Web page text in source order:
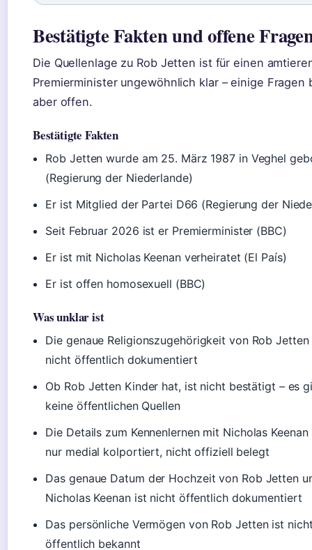
Bestätigte Fakten und offene
Die Quellenlage zu Rob Jetten ist für einen
Premierminister ungewöhnlich klar – einige Fragen
aber offen.
Bestätigte Fakten
Rob Jetten wurde am 25. März 1987 in Veghel
(Regierung der Niederlande)
Er ist Mitglied der Partei D66 (Regierung der
Seit Februar 2026 ist er Premierminister (BBC)
Er ist mit Nicholas Keenan verheiratet (El País)
Er ist offen homosexuell (BBC)
Was unklar ist
Die genaue Religionszugehörigkeit von Rob
nicht öffentlich dokumentiert
Ob Rob Jetten Kinder hat, ist nicht bestätigt – es
keine öffentlichen Quellen
Die Details zum Kennenlernen mit Nicholas Keenan
nur medial kolportiert, nicht offiziell belegt
Das genaue Datum der Hochzeit von Rob Jetten
Nicholas Keenan ist nicht öffentlich dokumentiert
Das persönliche Vermögen von Rob Jetten ist
öffentlich bekannt